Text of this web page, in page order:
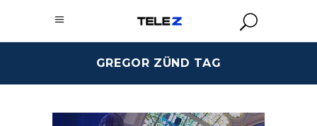
GREGOR ZÜND TAG